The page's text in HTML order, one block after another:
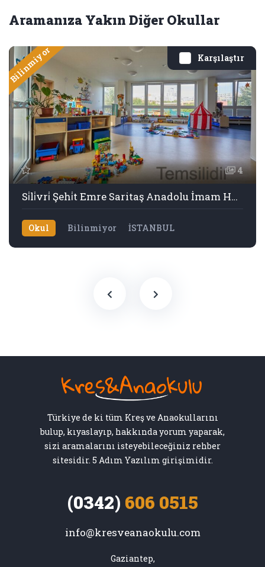
Aramanıza Yakın Diğer Okullar
Karşılaştır
Bilinmiyor
4
Si̇li̇vri̇ Şehi̇t Emre Saritaş Anadolu İmam Hati̇p Li̇sesi̇
Okul Bilinmiyor İSTANBUL
Türkiye de ki tüm Kreş ve Anaokullarını
bulup, kıyaslayıp, hakkında yorum yaparak,
sizi aramalarını isteyebileceğiniz rehber
sitesidir. 5 Adım Yazılım girişimidir.
(0342) 606 0515
info@kresveanaokulu.com
Gaziantep,